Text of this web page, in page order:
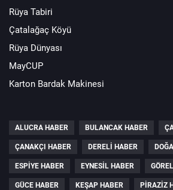
Rüya Tabiri
Çatalağaç Köyü
Rüya Dünyası
MayCUP
Karton Bardak Makinesi
ALUCRA HABER BULANCAK HABER
ÇANAKÇI HABER DERELI HABER
ESPIYE HABER EYNESIL HABER
GÜCE HABER KEŞAP HABER PIRAZIZ